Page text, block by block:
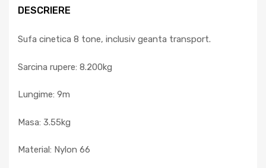
DESCRIERE
Sufa cinetica 8 tone, inclusiv geanta transport.
Sarcina rupere: 8.200kg
Lungime: 9m
Masa: 3.55kg
Material: Nylon 66